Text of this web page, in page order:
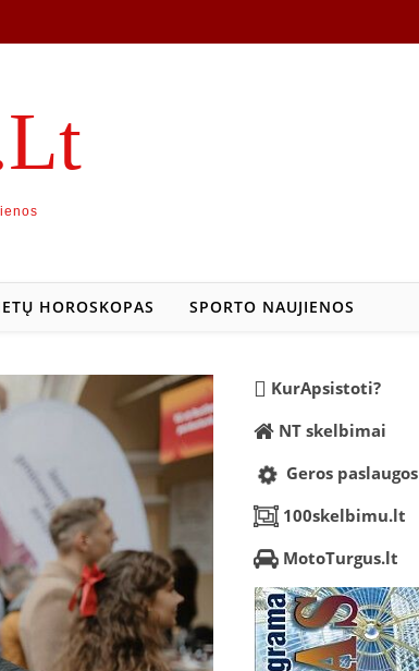
HOROSKOPAS SPORTO NAUJIENOS
KurApsistoti?
NT skelbimai
Geros paslaugos
100skelbimu.lt
MotoTurgus.lt